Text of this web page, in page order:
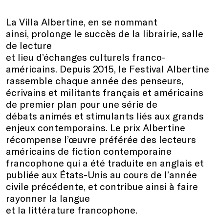
La Villa Albertine, en se nommant
ainsi, prolonge le succès de la librairie, salle
de lecture
et lieu d’échanges culturels franco-
américains. Depuis 2015, le Festival Albertine
rassemble chaque année des penseurs,
écrivains et militants français et américains
de premier plan pour une série de
débats animés et stimulants liés aux grands
enjeux contemporains. Le prix Albertine
récompense l’œuvre préférée des lecteurs
américains de fiction contemporaine
francophone qui a été traduite en anglais et
publiée aux États-Unis au cours de l’année
civile précédente, et contribue ainsi à faire
rayonner la langue
et la littérature francophone.